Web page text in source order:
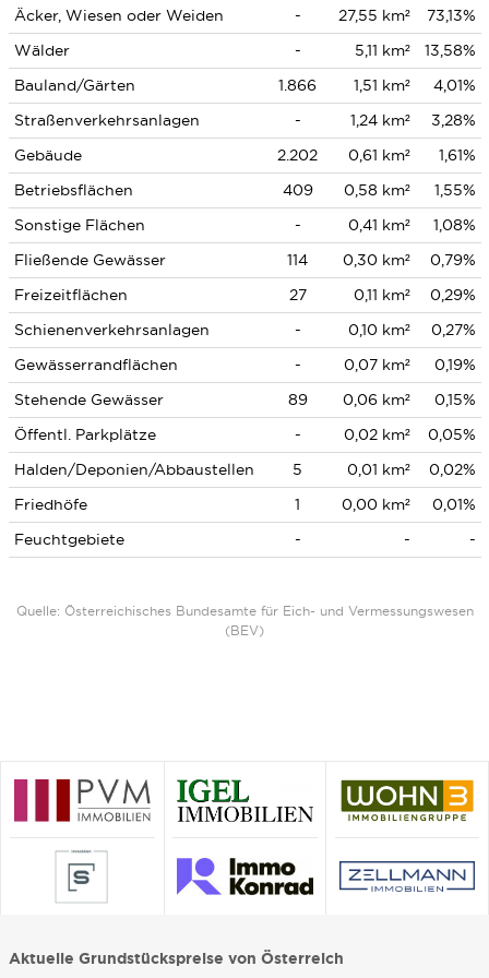
Äcker, Wiesen oder Weiden - 27,55 km²
73,13%
Wälder
- 5,11 km²
13,58%
Bauland/Gärten
1.866 1,51 km²
4,01%
Straßenverkehrsanlagen
- 1,24 km²
3,28%
Gebäude
2.202 0,61 km²
1,61%
Betriebsflächen
409 0,58 km²
1,55%
Sonstige Flächen
- 0,41 km²
1,08%
Fließende Gewässer
114 0,30 km²
0,79%
Freizeitflächen
27 0,11 km²
0,29%
Schienenverkehrsanlagen
- 0,10 km²
0,27%
Gewässerrandflächen
- 0,07 km²
0,19%
Stehende Gewässer
89 0,06 km²
0,15%
Öffentl. Parkplätze
- 0,02 km²
0,05%
Halden/Deponien/Abbaustellen
5 0,01 km²
0,02%
Friedhöfe
1 0,00 km²
0,01%
Feuchtgebiete
- - -
Quelle: Österreichisches Bundesamte für Eich- und Vermessungswesen
(BEV)
Aktuelle Grundstückspreise von Österreich